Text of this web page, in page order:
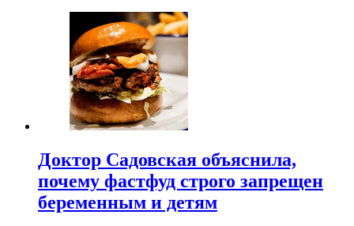
Доктор Садовская объяснила,
почему фастфуд строго запрещен
беременным и детям